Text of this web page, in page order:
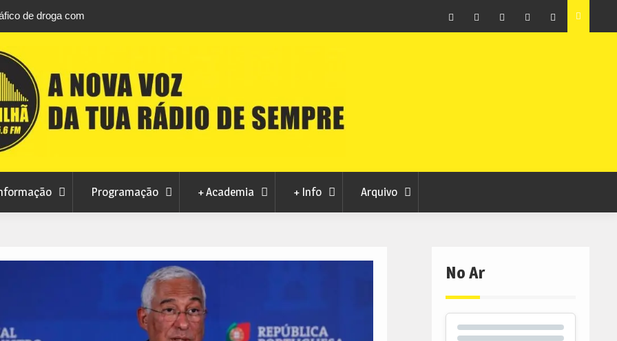
de droga com
fluvial este fim de semana
Município de Belmonte alerta para tentativa de fraude
em nome da autarquia
Programação + Academia + Info Arquivo
No Ar